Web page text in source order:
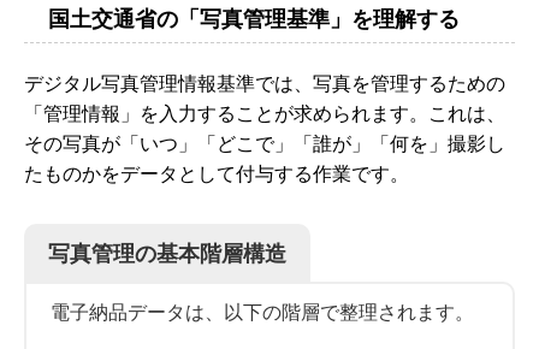
国土交通省の「写真管理基準」を理解する
デジタル写真管理情報基準では、写真を管理するための
「管理情報」を入力することが求められます。これは、
その写真が「いつ」「どこで」「誰が」「何を」撮影し
たものかをデータとして付与する作業です。
写真管理の基本階層構造
電子納品データは、以下の階層で整理されます。